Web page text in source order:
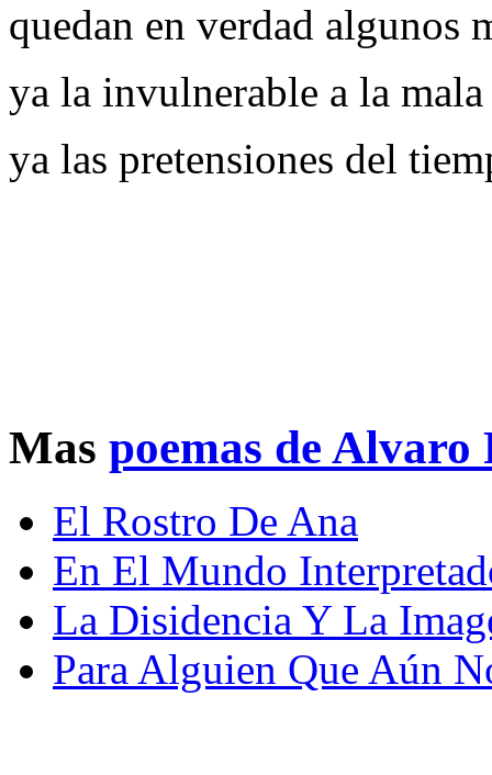
quedan en verdad algunos
ya la invulnerable a la
ya las pretensiones del
Mas poemas de
El Rostro De Ana
En El Mundo
La Disidencia Y La
Para Alguien Que Aún